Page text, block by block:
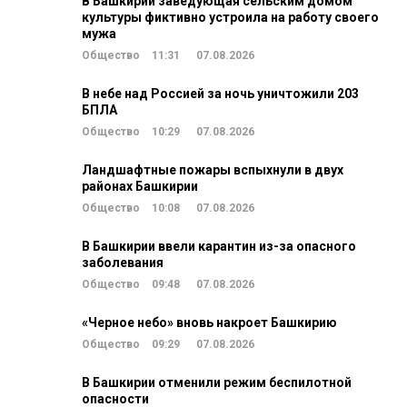
культуры фиктивно устроила на работу своего
мужа
Общество 11:31 07.08.2026
В небе над Россией за ночь уничтожили 203
БПЛА
Общество 10:29 07.08.2026
Ландшафтные пожары вспыхнули в двух
районах Башкирии
Общество 10:08 07.08.2026
В Башкирии ввели карантин из-за опасного
заболевания
Общество 09:48 07.08.2026
«Черное небо» вновь накроет Башкирию
Общество 09:29 07.08.2026
В Башкирии отменили режим беспилотной
опасности